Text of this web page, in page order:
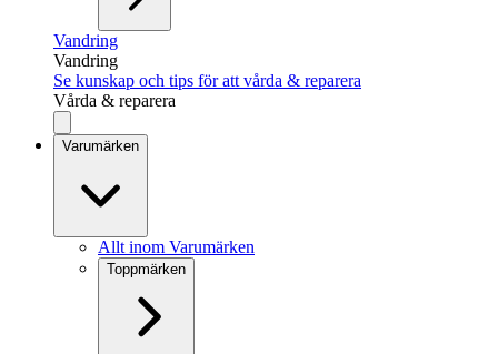
Vandring
Vandring
Se kunskap och tips för att vårda & reparera
Vårda & reparera
Varumärken
Allt inom Varumärken
Toppmärken